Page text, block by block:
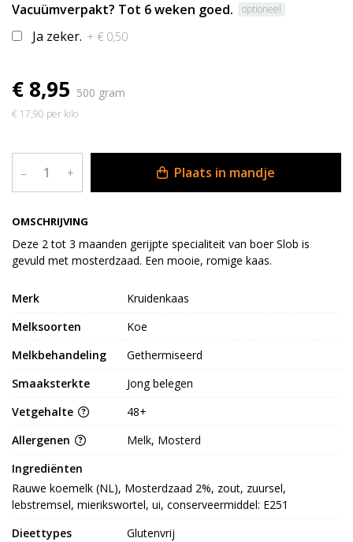
OMSCHRIJVING
Deze 2 tot 3 maanden gerijpte specialiteit van boer Slob is
gevuld met mosterdzaad. Een mooie, romige kaas.
Vacuümverpakt? Tot 6 weken goed. optioneel
Ja zeker. + € 0,50
€ 8,95 500 gram
€ 17,90 per kilo
– + Plaats in mandje
Merk
Kruidenkaas
Melksoorten
Koe
Melkbehandeling
Gethermiseerd
Smaaksterkte
Jong belegen
Vetgehalte
48+
Allergenen
Melk, Mosterd
Ingrediënten
Rauwe koemelk (NL), Mosterdzaad 2%, zout, zuursel,
lebstremsel, mierikswortel, ui, conserveermiddel: E251
Dieettypes
Glutenvrij